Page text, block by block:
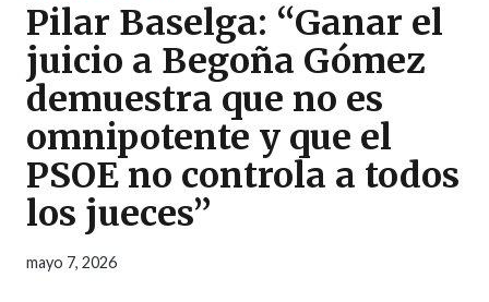
Pilar Baselga: “Ganar el
juicio a Begoña Gómez
demuestra que no es
omnipotente y que el
PSOE no controla a todos
los jueces”
mayo 7, 2026